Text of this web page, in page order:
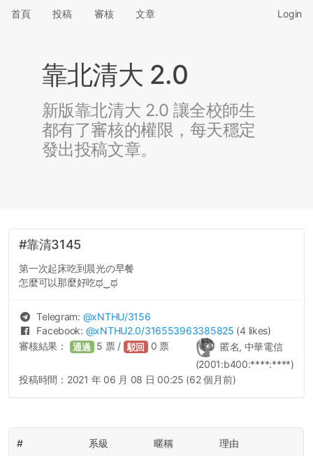
首頁 投稿 審核 文章 Login
靠北清大 2.0
新版靠北清大 2.0 讓全校師生
都有了審核的權限，每天穩定
發出投稿文章。
#靠清3145
第一次起床吃到晨光の早餐
怎麼可以那麼好吃ಥ‿ಥ
Telegram: @xNTHU/3156
Facebook: @xNTHU2.0/316553963385825 (4 likes)
匿名, 中華電信
(2001:b400:****:****)
審核結果： 通過 5 票 / 駁回 0 票
投稿時間： 2021 年 06 月 08 日 00:25 (62 個月前)
# 系級 暱稱 理由